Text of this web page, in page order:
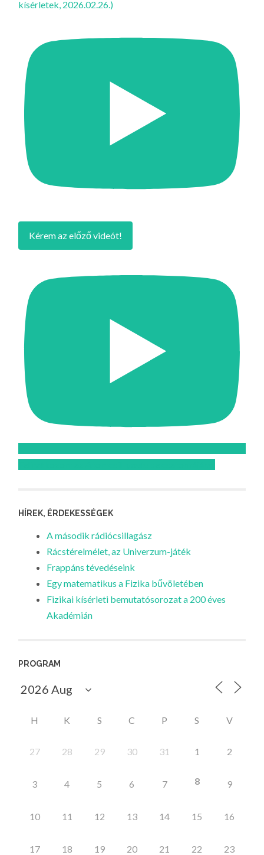
kísérletek, 2026.02.26.)
Kérem az előző videót!
HÍREK, ÉRDEKESSÉGEK
A második rádiócsillagász
Rácstérelmélet, az Univerzum-játék
Frappáns tévedéseink
Egy matematikus a Fizika bűvöletében
Fizikai kísérleti bemutatósorozat a 200 éves
Akadémián
PROGRAM
H K S C P S V
27 28 29 30 31 1 2
3 4 5 6 7 8 9
10 11 12 13 14 15 16
17 18 19 20 21 22 23